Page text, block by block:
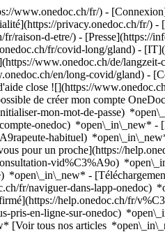
www.onedoc.ch/fr/) -
privacy.onedoc.ch/fr/)
raison-d-etre/) - [Presse](https://
fr/covid-long/gland) -
www.onedoc.ch/de/
en/long-covid/gland) -
close ![](https://
de créer mon compte
mon-mot-de-passe)
onedoc) *open\_in\_new* -
habituel)
pour un proche](https://
vid%C3%A9o)
*open\_in\_new* -
fr/naviguer-dans-lapp-
[Centre Médical du Lac](https://www.onedoc.ch/fr/centre-medical/gland/e779/centre-medical-du-lac) Route Suisse 35 1196 Gland ![Icône patient avec un signe plus annonçant que le professionnel accepte de nouveaux patients](https://www.onedoc.ch/assets/images/icons/new-patients.svg)Accepte les nouveaux patients [Réserver un RDV](https://www.onedoc.ch/fr/pneumologue/gland/pct8b/dr-aline-gallois-schmit) Expertises: Covid long, [Apnée du sommeil](https://www.onedoc.ch/fr/apnee-du-sommeil/gland), [Asthme](https://www.onedoc.ch/fr/asthme/gland), [Asthme à l'effort](https://www.onedoc.ch/fr/asthme-a-l-effort/gland), [Bronchopneumopathie chronique obstructive (BPCO)](https://www.onedoc.ch/fr/bronchopneumopathie-chronique-obstructive-bpco/gland), [Dépistage cancer du poumon](https://www.onedoc.ch/fr/depistage-cancer-du-poumon/gland), [Spirométrie | Test de la fonction pulmonaire](https://www.onedoc.ch/fr/spirometrie-test-de-la-fonction-pulmonaire/gland)Voir plus *chevron\_left* lun. 03 août *chevron\_right* Voir plus de rendez-vous *error\_outline* Une erreur s'est produite lors du chargement des disponibilités [Réessayer](https://www.onedoc.ch) Expertises: Covid long, [Apnée du sommeil](https://www.onedoc.ch/fr/apnee-du-sommeil/gland), [Asthme](https://www.onedoc.ch/fr/asthme/gland), [Asthme à l'effort](https://www.onedoc.ch/fr/asthme-a-l-effort/gland), [Bronchopneumopathie chronique obstructive (BPCO)](https://www.onedoc.ch/fr/bronchopneumopathie-chronique-obstructive-bpco/gland), [Dépistage cancer du poumon](https://www.onedoc.ch/fr/depistage-cancer-du-poumon/gland), [Spirométrie | Test de la fonction pulmonaire](https://www.onedoc.ch/fr/spirometrie-test-de-la-fonction-pulmonaire/gland)Voir plus [![Dr. Liz Coronado, pneumologue à Gland](https://assets.onedoc.ch/images/users/c6e4352f4071002c3803db5c76be2fe3f84fe91d26ec0a4f9255ba26b51ce5c9-small.jpg "Dr. Liz Coronado, pneumologue à